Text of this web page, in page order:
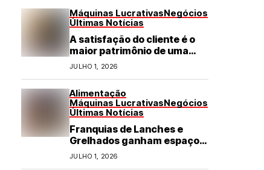
Máquinas LucrativasNegócios
Últimas Notícias
A satisfação do cliente é o
maior patrimônio de uma
franquia
JULHO 1, 2026
Alimentação
Máquinas LucrativasNegócios
Últimas Notícias
Franquias de Lanches e
Grelhados ganham espaço
com demanda por refeições
rápidas e de qualidade
JULHO 1, 2026